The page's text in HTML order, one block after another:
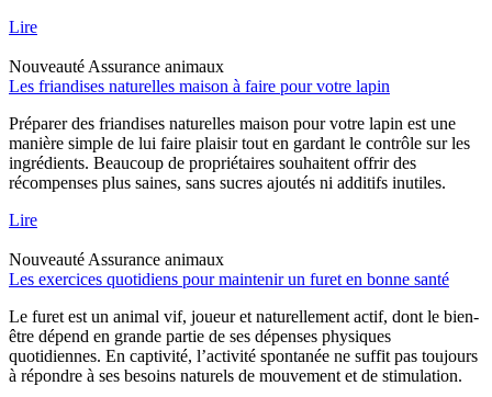
Lire
Nouveauté Assurance animaux
Les friandises naturelles maison à faire pour votre lapin
Préparer des friandises naturelles maison pour votre lapin est une
manière simple de lui faire plaisir tout en gardant le contrôle sur les
ingrédients. Beaucoup de propriétaires souhaitent offrir des
récompenses plus saines, sans sucres ajoutés ni additifs inutiles.
Lire
Nouveauté Assurance animaux
Les exercices quotidiens pour maintenir un furet en bonne santé
Le furet est un animal vif, joueur et naturellement actif, dont le bien-
être dépend en grande partie de ses dépenses physiques
quotidiennes. En captivité, l’activité spontanée ne suffit pas toujours
à répondre à ses besoins naturels de mouvement et de stimulation.